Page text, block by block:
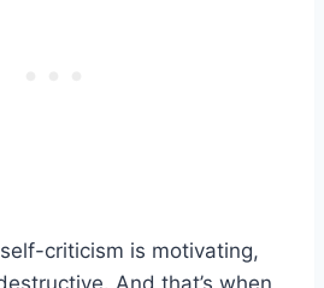
criticism is motivating,